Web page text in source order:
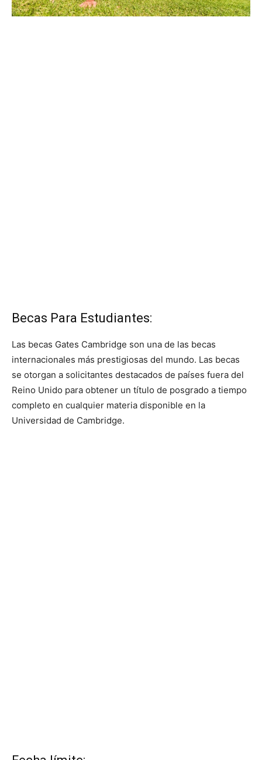
Becas Para Estudiantes:
Las becas Gates Cambridge son una de las becas
internacionales más prestigiosas del mundo. Las becas
se otorgan a solicitantes destacados de países fuera del
Reino Unido para obtener un título de posgrado a tiempo
completo en cualquier materia disponible en la
Universidad de Cambridge.